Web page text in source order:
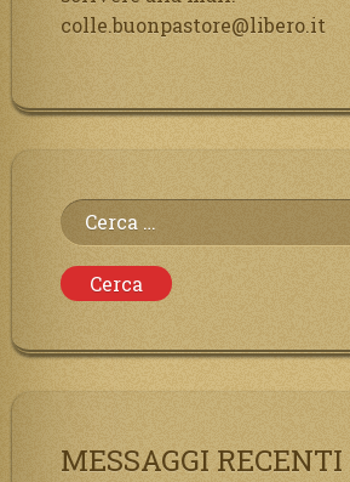
colle.buonpastore@libero.it
Ricerca
per:
MESSAGGI RECENTI